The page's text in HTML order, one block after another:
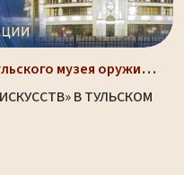
Здание – шлем Тульского музея оружия (ул. Октябрьс...
В ТУЛЬСКОМ